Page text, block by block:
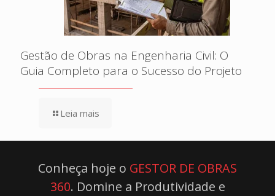
Gestão de Obras na Engenharia Civil: O
Guia Completo para o Sucesso do Projeto
Leia mais
Conheça hoje o GESTOR DE OBRAS
360. Domine a Produtividade e